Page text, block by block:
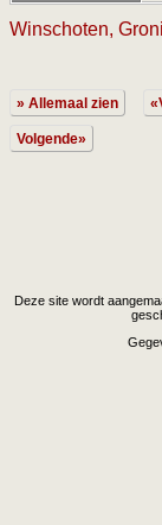
Winschoten,
» Allemaal zien
Volgende»
Deze site wordt